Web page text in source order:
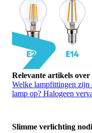
Relevante artikels
Welke lampfittingen zijn
lamp op? Halogeen
Slimme verlichting